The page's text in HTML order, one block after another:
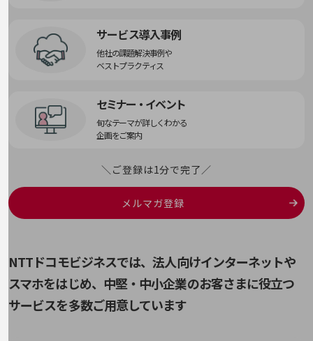
お役立ち資料ダウンロード
トレンド記事特集
IT用語集
中堅中小企業向け
課題やニーズに合ったサービスをご紹介し、
中堅中小企業のビジネスをサポート！
お悩みから見つける
モバイル・音声
セキュリティ
その他のお悩みはこちら
サービス導入事例
他社の課題解決事例や
ベストプラクティス
セミナー・イベント
旬なテーマが詳しくわかる
企画をご案内
＼ご登録は1分で完了／
メルマガ登録
NTTドコモビジネスでは、法人向けインターネットや
スマホをはじめ、 中堅・中小企業のお客さまに役立つ
サービスを多数ご用意しています